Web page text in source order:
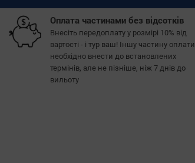
Оплата частинами без відсотків
Внесіть передоплату у розмірі 10% від
вартості - і тур ваш! Іншу частину оплати
необхідно внести до встановлених
термінів, але не пізніше, ніж 7 днів до
вильоту